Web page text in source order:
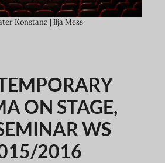
Konstanz | Ilja Mess
ON STAGE,
WS
2016